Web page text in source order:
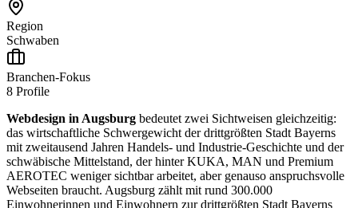
Region
Schwaben
Branchen-Fokus
8 Profile
Webdesign in Augsburg bedeutet zwei Sichtweisen gleichzeitig:
das wirtschaftliche Schwergewicht der drittgrößten Stadt Bayerns
mit zweitausend Jahren Handels- und Industrie-Geschichte und der
schwäbische Mittelstand, der hinter KUKA, MAN und Premium
AEROTEC weniger sichtbar arbeitet, aber genauso anspruchsvolle
Webseiten braucht. Augsburg zählt mit rund 300.000
Einwohnerinnen und Einwohnern zur drittgrößten Stadt Bayerns